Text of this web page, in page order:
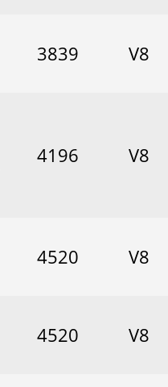
3839 V8
4196 V8
4520 V8
4520 V8